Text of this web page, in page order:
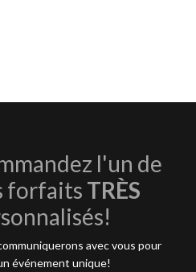
l'un de
forfaits TRÈS
avec vous pour
événement unique!